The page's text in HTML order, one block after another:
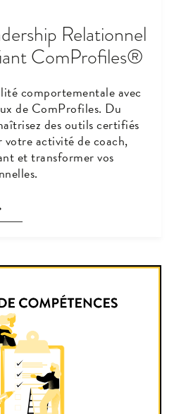
Relationnel
ComProfiles®
comportementale avec
de ComProfiles. Du
des outils certifiés
activité de coach,
et transformer vos